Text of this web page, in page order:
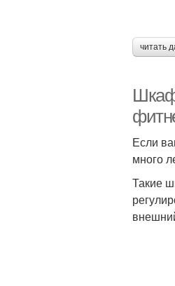
читать
Если
много
Такие